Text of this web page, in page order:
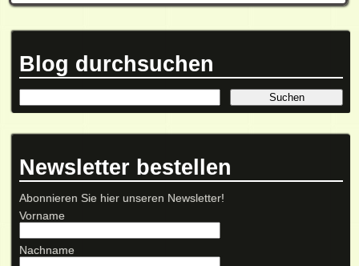
Blog durchsuchen
Newsletter bestellen
Abonnieren Sie hier unseren Newsletter!
Vorname
Nachname